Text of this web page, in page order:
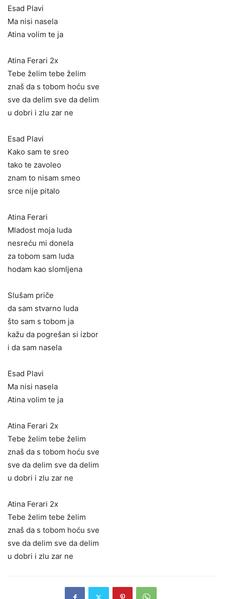
Esad Plavi
Ma nisi nasela
Atina volim te ja
Atina Ferari 2x
Tebe želim tebe želim
znaš da s tobom hoću sve
sve da delim sve da delim
u dobri i zlu zar ne
Esad Plavi
Kako sam te sreo
tako te zavoleo
znam to nisam smeo
srce nije pitalo
Atina Ferari
Mladost moja luda
nesreću mi donela
za tobom sam luda
hodam kao slomljena
Slušam priče
da sam stvarno luda
što sam s tobom ja
kažu da pogrešan si izbor
i da sam nasela
Esad Plavi
Ma nisi nasela
Atina volim te ja
Atina Ferari 2x
Tebe želim tebe želim
znaš da s tobom hoću sve
sve da delim sve da delim
u dobri i zlu zar ne
Atina Ferari 2x
Tebe želim tebe želim
znaš da s tobom hoću sve
sve da delim sve da delim
u dobri i zlu zar ne